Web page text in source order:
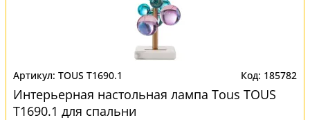
TOUS T1690.1 185782
Интерьерная настольная лампа Tous TOUS
T1690.1 для спальни